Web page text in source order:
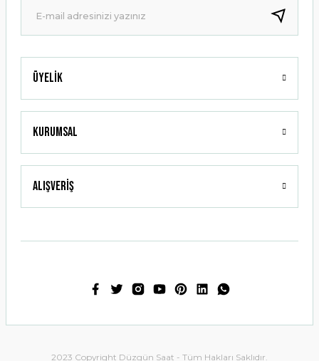
Bu ürüne benzer farklı alternatifler olmalı.
Gönder
Üyelik
Kurumsal
Alışveriş
2023 Copyright Düzgün Saat - Tüm Hakları Saklıdır.